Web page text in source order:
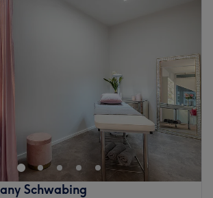
Schwabing